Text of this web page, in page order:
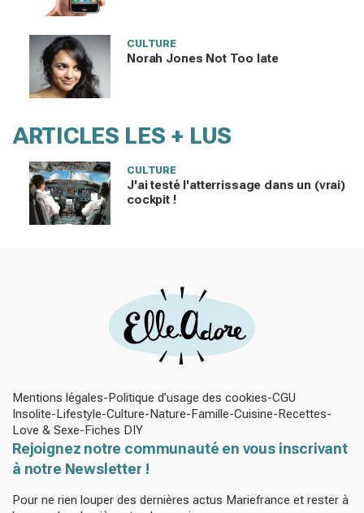
CULTURE
Norah Jones Not Too late
ARTICLES LES + LUS
CULTURE
J'ai testé l'atterrissage dans un (vrai)
cockpit !
Mentions légales Politique d’usage des cookies CGU
Insolite Lifestyle Culture Nature Famille Cuisine Recettes
Love & Sexe Fiches DIY
Rejoignez notre communauté en vous inscrivant
à notre Newsletter !
Pour ne rien louper des dernières actus Mariefrance et rester à